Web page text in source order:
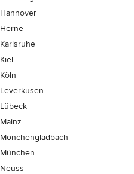
Hannover
Herne
Karlsruhe
Kiel
Köln
Leverkusen
Lübeck
Mainz
Mönchen­gladbach
München
Neuss